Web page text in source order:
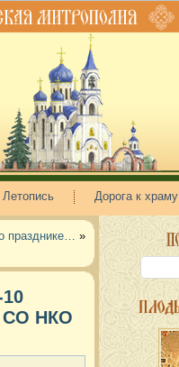
Летопись Дорога к храму
празднике… »
СО НКО